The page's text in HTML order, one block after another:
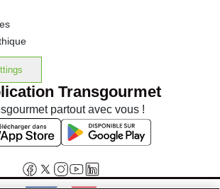
Transgourmet
partout avec vous !